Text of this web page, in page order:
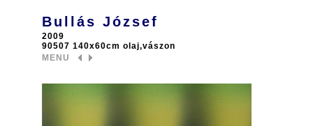
Bullás József
2009
90507 140x60cm olaj,vászon
MENU